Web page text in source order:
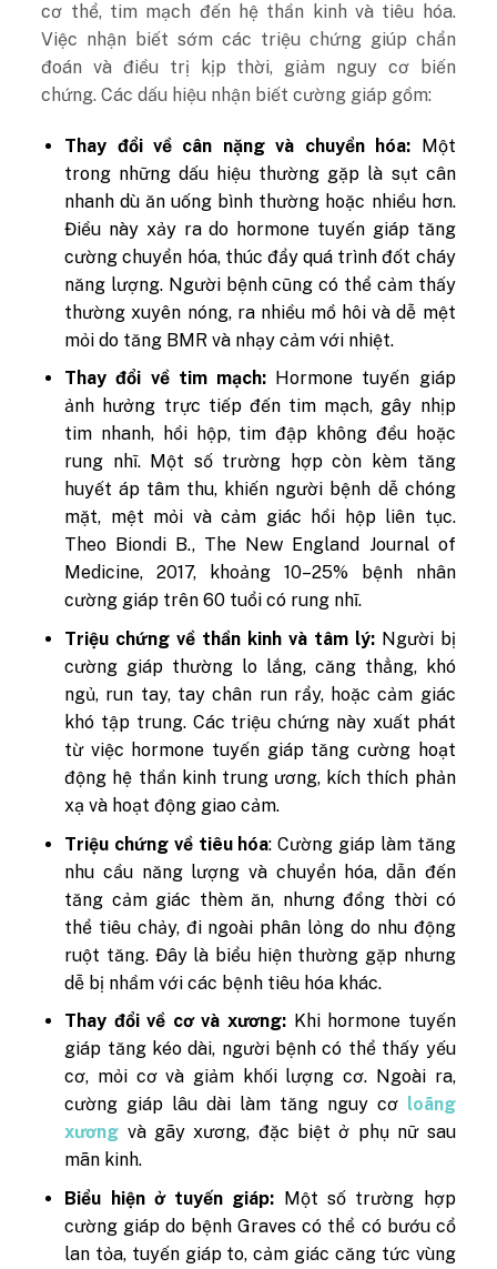
cơ thể, tim mạch đến hệ thần kinh và tiêu hóa.
Việc nhận biết sớm các triệu chứng giúp chẩn
đoán và điều trị kịp thời, giảm nguy cơ biến
chứng. Các dấu hiệu nhận biết cường giáp gồm:
Thay đổi về cân nặng và chuyển hóa: Một
trong những dấu hiệu thường gặp là sụt cân
nhanh dù ăn uống bình thường hoặc nhiều hơn.
Điều này xảy ra do hormone tuyến giáp tăng
cường chuyển hóa, thúc đẩy quá trình đốt cháy
năng lượng. Người bệnh cũng có thể cảm thấy
thường xuyên nóng, ra nhiều mồ hôi và dễ mệt
mỏi do tăng BMR và nhạy cảm với nhiệt.
Thay đổi về tim mạch: Hormone tuyến giáp
ảnh hưởng trực tiếp đến tim mạch, gây nhịp
tim nhanh, hồi hộp, tim đập không đều hoặc
rung nhĩ. Một số trường hợp còn kèm tăng
huyết áp tâm thu, khiến người bệnh dễ chóng
mặt, mệt mỏi và cảm giác hồi hộp liên tục.
Theo Biondi B., The New England Journal of
Medicine, 2017, khoảng 10–25% bệnh nhân
cường giáp trên 60 tuổi có rung nhĩ.
Triệu chứng về thần kinh và tâm lý:Người bị
cường giáp thường lo lắng, căng thẳng, khó
ngủ, run tay, tay chân run rẩy, hoặc cảm giác
khó tập trung. Các triệu chứng này xuất phát
từ việc hormone tuyến giáp tăng cường hoạt
động hệ thần kinh trung ương, kích thích phản
xạ và hoạt động giao cảm.
Triệu chứng về tiêu hóa: Cường giáp làm tăng
nhu cầu năng lượng và chuyển hóa, dẫn đến
tăng cảm giác thèm ăn, nhưng đồng thời có
thể tiêu chảy, đi ngoài phân lỏng do nhu động
ruột tăng. Đây là biểu hiện thường gặp nhưng
dễ bị nhầm với các bệnh tiêu hóa khác.
Thay đổi về cơ và xương: Khi hormone tuyến
giáp tăng kéo dài, người bệnh có thể thấy yếu
cơ, mỏi cơ và giảm khối lượng cơ. Ngoài ra,
cường giáp lâu dài làm tăng nguy cơ loãng
xương và gãy xương, đặc biệt ở phụ nữ sau
mãn kinh.
Biểu hiện ở tuyến giáp: Một số trường hợp
cường giáp do bệnh Graves có thể có bướu cổ
lan tỏa, tuyến giáp to, cảm giác căng tức vùng